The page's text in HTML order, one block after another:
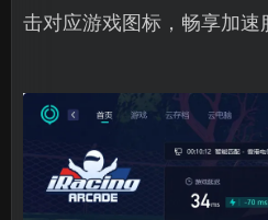
击对应游戏图标，畅享加速